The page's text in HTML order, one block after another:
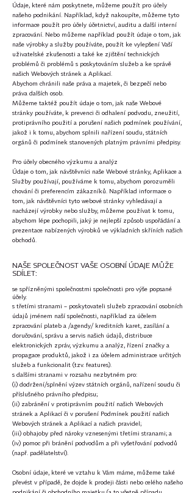
Údaje, které nám poskytnete, můžeme použít pro účely
našeho podnikání. Například, když nakoupíte, můžeme tyto
informace použít pro účely účetnictví, auditu a další interní
zpracování. Nebo můžeme například použít údaje o tom, jak
naše výrobky a služby používáte, použít ke vylepšení Vaší
uživatelské zkušenosti a také ke zjištění technických
problémů či problémů s poskytováním služeb a ke správě
našich Webových stránek a Aplikací.
Abychom chránili naše práva a majetek, či bezpečí nebo
práva dalších osob.
Můžeme taktéž použít údaje o tom, jak naše Webové
stránky používáte, k prevenci či odhalení podvodu, zneužití,
protiprávního použití a porušení našich podmínek používání,
jakož i k tomu, abychom splnili nařízení soudu, státních
orgánů či podmínek stanovených platným právními předpisy.
Pro účely obecného výzkumu a analýz
Údaje o tom, jak návštěvníci naše Webové stránky, Aplikace a
Služby používají, používáme k tomu, abychom porozuměli
chování či preferencím zákazníků. Například informace o
tom, jak návštěvníci tyto webové stránky vyhledávají a
nacházejí výrobky nebo služby, můžeme používat k tomu,
abychom lépe pochopili, jaký je nejlepší způsob uspořádání a
prezentace nabízených výrobků ve výkladních skříních našich
obchodů.
NAŠE SPOLEČNOST VAŠE OSOBNÍ ÚDAJE MŮŽE
SDÍLET:
se spřízněnými společnostmi společnosti pro výše popsané
účely.
s třetími stranami – poskytovateli služeb zpracování osobních
údajů jménem naší společnosti, například za účelem
zpracování plateb a /agendy/ kreditních karet, zasílání a
doručování, správu a servis našich údajů, distribuce
elektronických zpráv, výzkumu a analýz, řízení značky a
propagace produktů, jakož i za účelem administrace určitých
služeb a funkcionalit (tzv. features).
s dalšími stranami v rozsahu nezbytném pro:
(i) dodržení/splnění výzev státních orgánů, nařízení soudu či
příslušného právního předpisu;
(ii) zabránění v protiprávním použití našich Webových
stránek a Aplikací či v porušení Podmínek použití našich
Webových stránek a Aplikací a našich pravidel;
(iii) obhajoby před nároky vznesenými třetími stranami; a
(iv) pomoc při bránění podvodům a při vyšetřování podvodů
(např. padělatelství).
Osobní údaje, které ve vztahu k Vám máme, můžeme také
převést v případě, že dojde k prodeji části nebo celého našeho